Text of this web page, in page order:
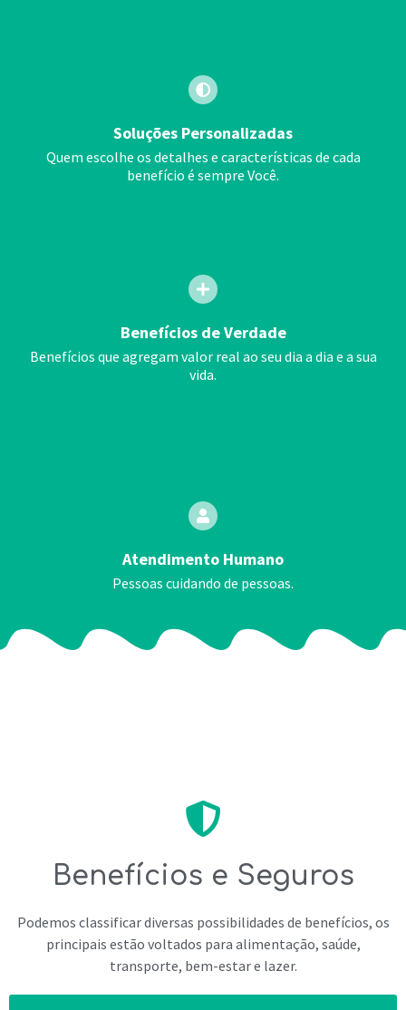
Soluções Personalizadas
Quem escolhe os detalhes e características de cada
benefício é sempre Você.
Benefícios de Verdade
Benefícios que agregam valor real ao seu dia a dia e a sua
vida.
Atendimento Humano
Pessoas cuidando de pessoas.
Benefícios e Seguros
Podemos classificar diversas possibilidades de benefícios, os
principais estão voltados para alimentação, saúde,
transporte, bem-estar e lazer.